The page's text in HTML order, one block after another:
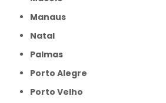
Manaus
Natal
Palmas
Porto Alegre
Porto Velho